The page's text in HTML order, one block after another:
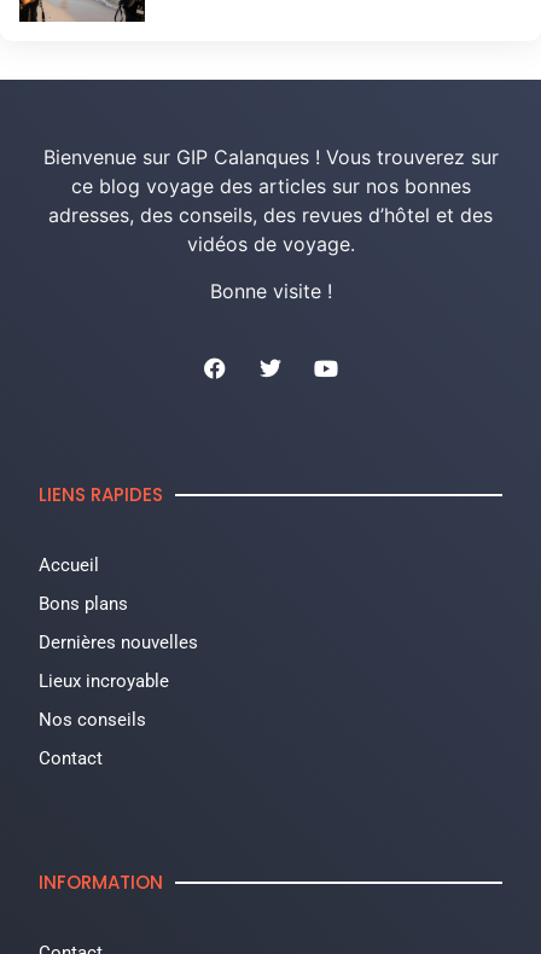
Bienvenue sur GIP Calanques ! Vous trouverez sur
ce blog voyage des articles sur nos bonnes
adresses, des conseils, des revues d’hôtel et des
vidéos de voyage.
Bonne visite !
LIENS RAPIDES
Accueil
Bons plans
Dernières nouvelles
Lieux incroyable
Nos conseils
Contact
INFORMATION